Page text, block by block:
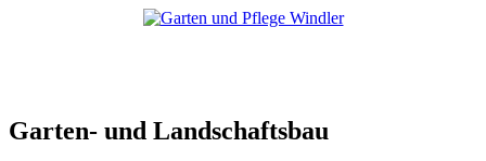
Garten- und Landschaftsbau